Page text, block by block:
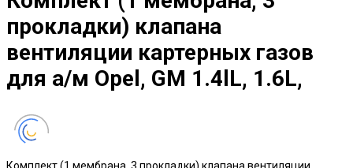
прокладки) клапана
вентиляции картерных газов
для а/м Opel, GM 1.4lL, 1.6L,
Комплект (1 мембрана, 3 прокладки) клапана вентиляции